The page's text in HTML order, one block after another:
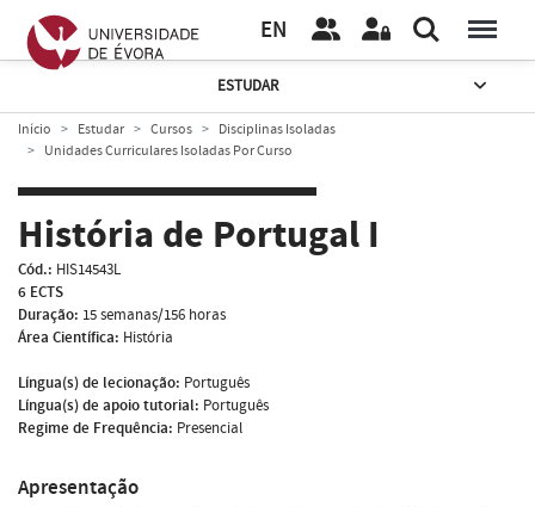
EN
ESTUDAR
Início Estudar Cursos
Disciplinas Isoladas
Unidades Curriculares Isoladas Por Curso
História de Portugal I
Cód.: HIS14543L
6 ECTS
Duração: 15 semanas/156 horas
Área Científica: História
Língua(s) de lecionação: Português
Língua(s) de apoio tutorial: Português
Regime de Frequência: Presencial
Apresentação